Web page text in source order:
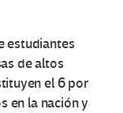
estudiantes
de altos
el 6 por
en la nación y